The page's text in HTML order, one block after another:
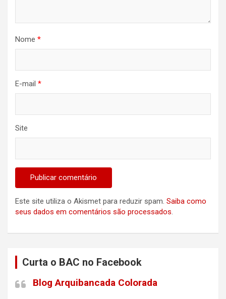
Nome *
E-mail *
Site
Este site utiliza o Akismet para reduzir spam. Saiba como
seus dados em comentários são processados.
Curta o BAC no Facebook
Blog Arquibancada Colorada